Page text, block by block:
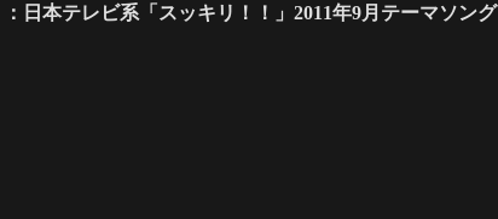
日本テレビ系「スッキリ！！」2011年9月テーマソング